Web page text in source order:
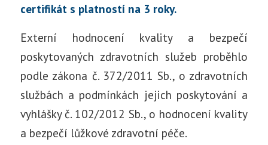
certifikát s platností na 3 roky.
Externí hodnocení kvality a bezpečí
poskytovaných zdravotních služeb proběhlo
podle zákona č. 372/2011 Sb., o zdravotních
službách a podmínkách jejich poskytování a
vyhlášky č. 102/2012 Sb., o hodnocení kvality
a bezpečí lůžkové zdravotní péče.